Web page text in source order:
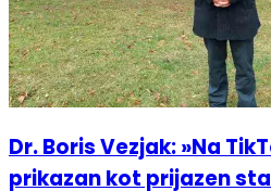
Dr. Boris Vezjak: »Na
prikazan kot prijazen